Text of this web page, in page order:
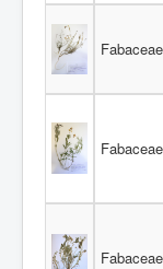
Fabaceae
Fabaceae
Fabaceae